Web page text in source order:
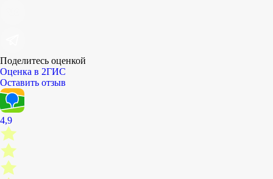
Поделитесь оценкой
Оценка в 2ГИС
Оставить отзыв
4,9